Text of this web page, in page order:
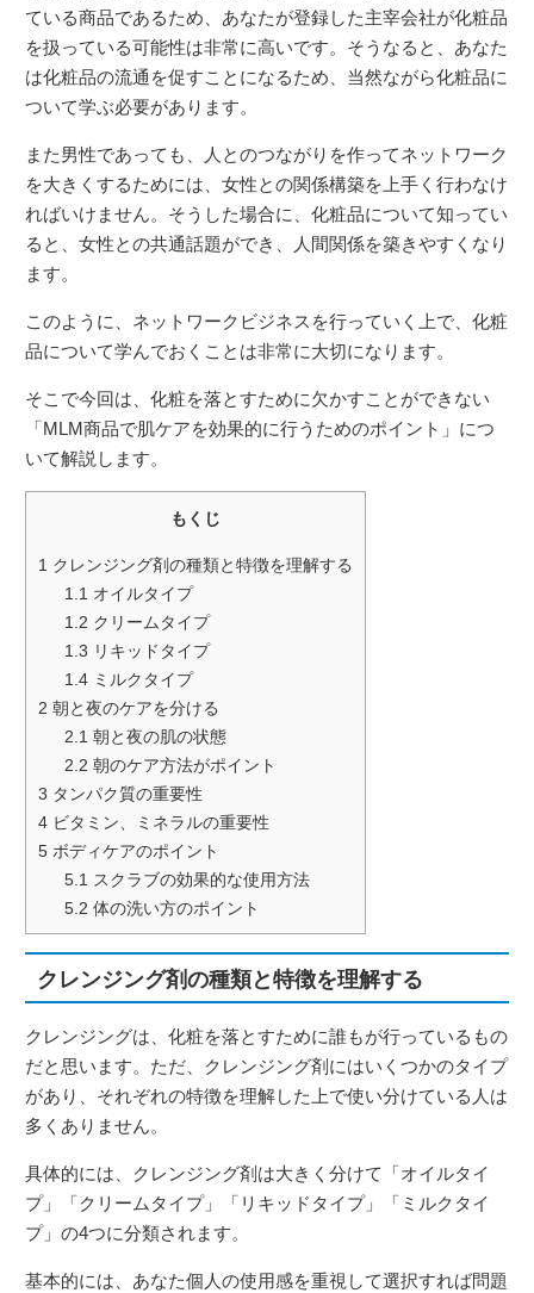
ている商品であるため、あなたが登録した主宰会社が化粧品
を扱っている可能性は非常に高いです。そうなると、あなた
は化粧品の流通を促すことになるため、当然ながら化粧品に
ついて学ぶ必要があります。
また男性であっても、人とのつながりを作ってネットワーク
を大きくするためには、女性との関係構築を上手く行わなけ
ればいけません。そうした場合に、化粧品について知ってい
ると、女性との共通話題ができ、人間関係を築きやすくなり
ます。
このように、ネットワークビジネスを行っていく上で、化粧
品について学んでおくことは非常に大切になります。
そこで今回は、化粧を落とすために欠かすことができない
「MLM商品で肌ケアを効果的に行うためのポイント」につ
いて解説します。
もくじ
1 クレンジング剤の種類と特徴を理解する
1.1 オイルタイプ
1.2 クリームタイプ
1.3 リキッドタイプ
1.4ミルクタイプ
2 朝と夜のケアを分ける
2.1 朝と夜の肌の状態
2.2 朝のケア方法がポイント
3 タンパク質の重要性
4 ビタミン、ミネラルの重要性
5 ボディケアのポイント
5.1 スクラブの効果的な使用方法
5.2 体の洗い方のポイント
クレンジング剤の種類と特徴を理解する
クレンジングは、化粧を落とすために誰もが行っているもの
だと思います。ただ、クレンジング剤にはいくつかのタイプ
があり、それぞれの特徴を理解した上で使い分けている人は
多くありません。
具体的には、クレンジング剤は大きく分けて「オイルタイ
プ」「クリームタイプ」「リキッドタイプ」「ミルクタイ
プ」の4つに分類されます。
基本的には、あなた個人の使用感を重視して選択すれば問題